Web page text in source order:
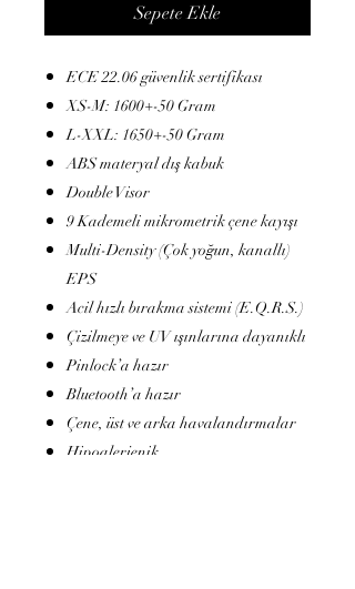
Sepete Ekle
ECE 22.06 güvenlik sertifikası
XS-M: 1600+-50 Gram
L-XXL: 1650+-50 Gram
ABS materyal dış kabuk
Double Visor
9 Kademeli mikrometrik çene kayışı
Multi-Density (Çok yoğun, kanallı)
EPS
Acil hızlı bırakma sistemi (E.Q.R.S.)
Çizilmeye ve UV ışınlarına dayanıklı
Pinlock’a hazır
Bluetooth’a hazır
Çene, üst ve arka havalandırmalar
Hipoalerjenik